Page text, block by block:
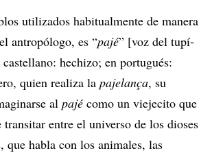
utilizados habitualmente de manera
antropólogo, es “pajé” [voz del tupí-
hechizo; en portugués:
quien realiza la pajelança, su
al pajé como un viejecito que
entre el universo de los dioses
que habla con los animales, las